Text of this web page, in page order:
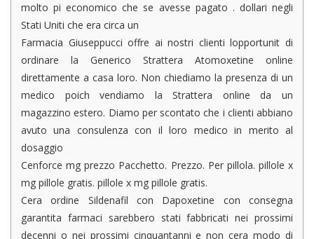
molto pi economico che se avesse pagato . dollari negli
Stati Uniti che era circa un
Farmacia Giuseppucci offre ai nostri clienti lopportunit di
ordinare la Generico Strattera Atomoxetine online
direttamente a casa loro. Non chiediamo la presenza di un
medico poich vendiamo la Strattera online da un
magazzino estero. Diamo per scontato che i clienti abbiano
avuto una consulenza con il loro medico in merito al
dosaggio
Cenforce mg prezzo Pacchetto. Prezzo. Per pillola. pillole x
mg pillole gratis. pillole x mg pillole gratis.
Cera ordine Sildenafil con Dapoxetine con consegna
garantita farmaci sarebbero stati fabbricati nei prossimi
decenni o nei prossimi cinquantanni e non cera modo di